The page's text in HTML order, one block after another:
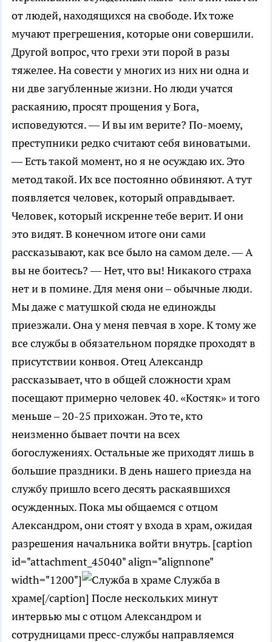
от людей, находящихся на свободе. Их тоже
мучают прегрешения, которые они совершили.
Другой вопрос, что грехи эти порой в разы
тяжелее. На совести у многих из них ни одна и
ни две загубленные жизни. Но люди учатся
раскаянию, просят прощения у Бога,
исповедуются. — И вы им верите? По-моему,
преступники редко считают себя виноватыми.
— Есть такой момент, но я не осуждаю их. Это
метод такой. Их все постоянно обвиняют. А тут
появляется человек, который оправдывает.
Человек, который искренне тебе верит. И они
это видят. В конечном итоге они сами
рассказывают, как все было на самом деле. — А
вы не боитесь? — Нет, что вы! Никакого страха
нет и в помине. Для меня они – обычные люди.
Мы даже с матушкой сюда не единожды
приезжали. Она у меня певчая в хоре. К тому же
все службы в обязательном порядке проходят в
присутствии конвоя. Отец Александр
рассказывает, что в общей сложности храм
посещают примерно человек 40. «Костяк» и того
меньше – 20-25 прихожан. Это те, кто
неизменно бывает почти на всех
богослужениях. Остальные же приходят лишь в
большие праздники. В день нашего приезда на
службу пришло всего десять раскаявшихся
осужденных. Пока мы общаемся с отцом
Александром, они стоят у входа в храм, ожидая
разрешения начальника войти внутрь. [caption
id="attachment_45040" align="alignnone"
width="1200"]
Служба в
храме[/caption] После нескольких минут
интервью мы с отцом Александром и
сотрудницами пресс-службы направляемся